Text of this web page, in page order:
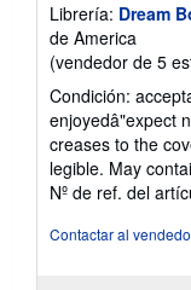
Librería: Dream
de America
(vendedor de 5
Condición:
enjoyedâ"expect
creases to the
legible. May
Nº de ref. del
Contactar al